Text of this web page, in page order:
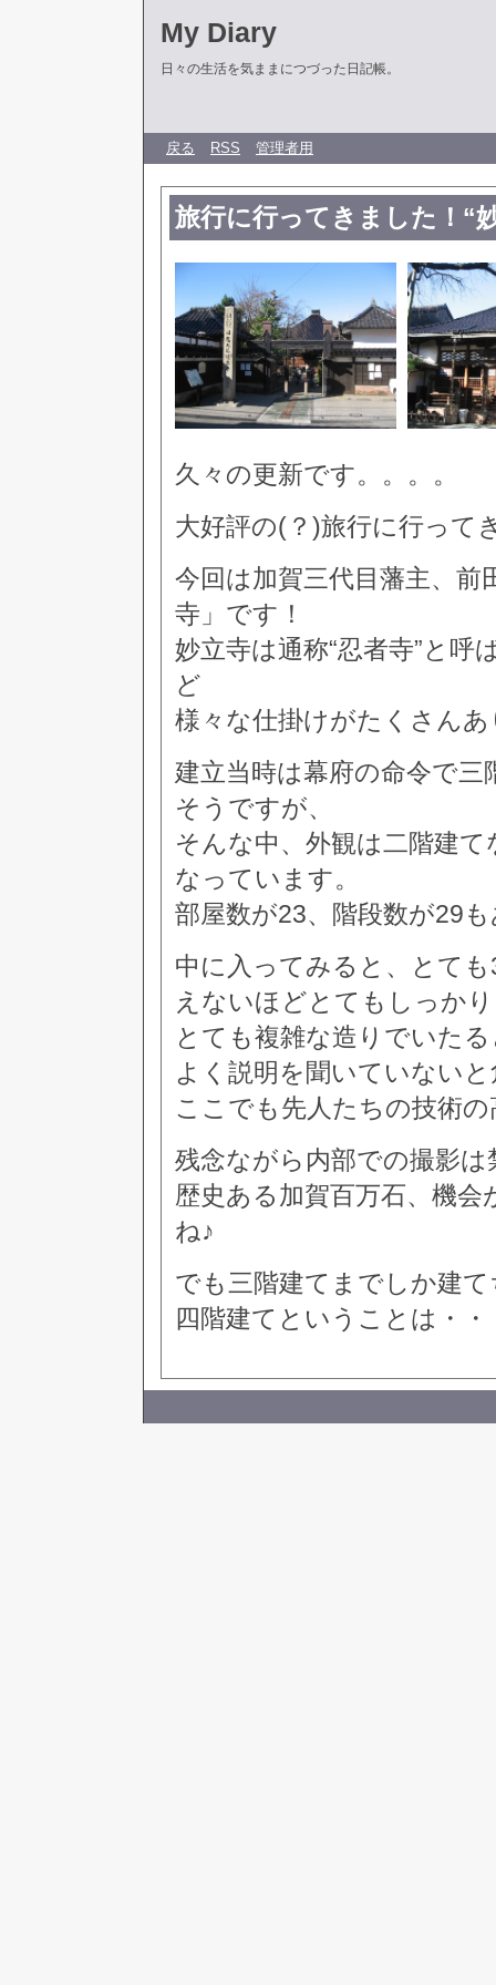
My Diary
日々の生活を気ままにつづった日記帳。
戻る RSS 管理者用
旅行に行ってきました！“
久々の更新です。。。。
大好評の(？)旅行に行って
今回は加賀三代目藩主、前
寺」です！
妙立寺は通称“忍者寺”と呼
ど
様々な仕掛けがたくさん
建立当時は幕府の命令で
そうですが、
そんな中、外観は二階建
なっています。
部屋数が23、階段数が29
中に入ってみると、とて
えないほどとてもしっか
とても複雑な造りでいた
よく説明を聞いていない
ここでも先人たちの技術
残念ながら内部での撮影
歴史ある加賀百万石、機
ね♪
でも三階建てまでしか建
四階建てということは・・